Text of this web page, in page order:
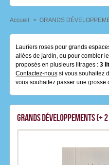
Accueil > GRANDS
Lauriers roses pour grands
allées de jardin, ou pour combler
proposés en plusieurs litrages : 3
Contactez-nous si vous souhaitez
vous souhaitez passer une grosse
GRANDS DÉVELOPPEMENTS (+